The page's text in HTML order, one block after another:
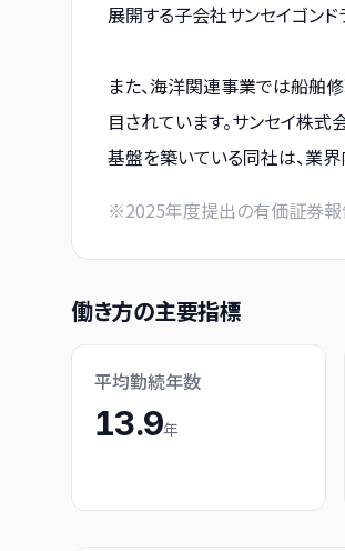
展開する子会社サンセイゴンド
また、海洋関連事業では船舶
目されています。サンセイ株
基盤を築いている同社は、業
※2025年度提出の有価証券報
働き方の主要指標
平均勤続年数
13.9年